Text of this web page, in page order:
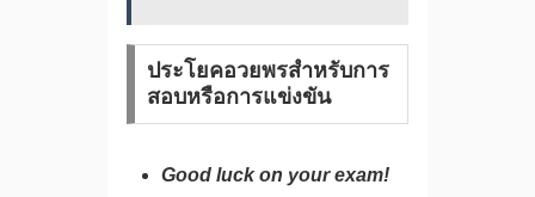
ประโยคอวยพรสำหรับการ
สอบหรือการแข่งขัน
Good luck on your exam!